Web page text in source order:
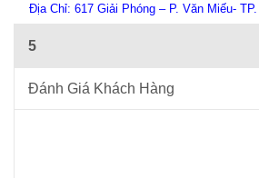
Địa Chỉ: 617 Giải Phóng – P. Văn Miếu-
5
Đánh Giá Khách Hàng